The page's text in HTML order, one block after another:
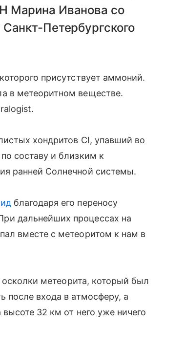
Марина Иванова со
Петербургского
присутствует аммоний.
в метеоритном веществе.
хондритов CI, упавший во
составу и близким к
ранней Солнечной системы.
благодаря его переносу
дальнейших процессах на
вместе с метеоритом к нам в
метеорита, который был
после входа в атмосферу, а
32 км от него уже ничего